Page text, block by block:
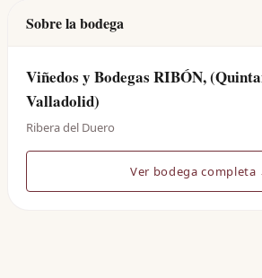
Sobre la bodega
Viñedos y Bodegas RIBÓN,
Valladolid)
Ribera del Duero
Ver bodega completa